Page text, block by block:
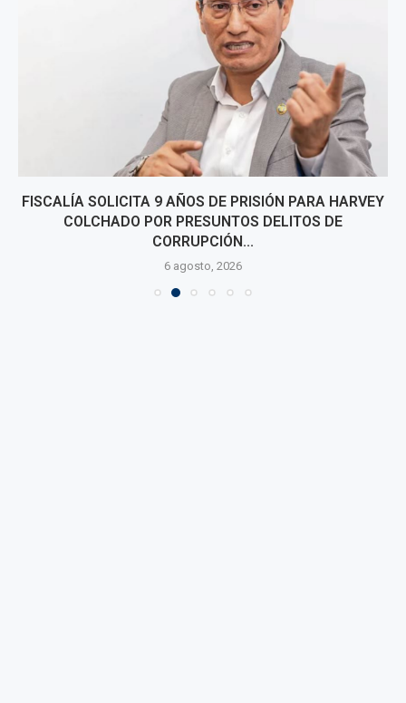
FISCALÍA SOLICITA 9 AÑOS DE PRISIÓN PARA HARVEY
COLCHADO POR PRESUNTOS DELITOS DE
CORRUPCIÓN...
6 agosto, 2026